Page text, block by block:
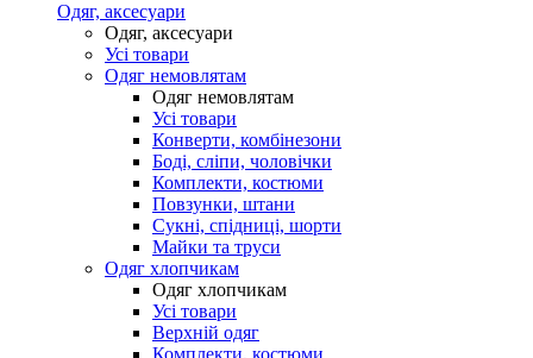
Одяг, аксесуари
Одяг, аксесуари
Усі товари
Одяг немовлятам
Одяг немовлятам
Усі товари
Конверти, комбінезони
Боді, сліпи, чоловічки
Комплекти, костюми
Повзунки, штани
Сукні, спідниці, шорти
Майки та труси
Одяг хлопчикам
Одяг хлопчикам
Усі товари
Верхній одяг
Комплекти, костюми